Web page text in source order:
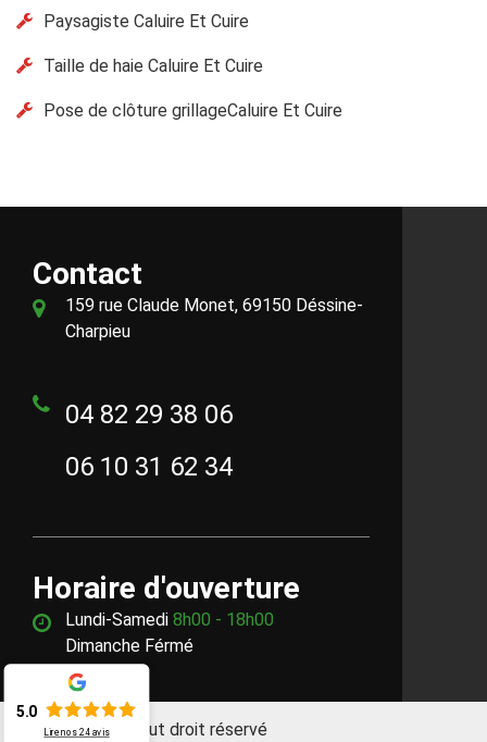
Paysagiste Caluire Et Cuire
Taille de haie Caluire Et Cuire
Pose de clôture grillageCaluire Et Cuire
Contact
159 rue Claude Monet, 69150 Déssine-
Charpieu
04 82 29 38 06
06 10 31 62 34
Horaire d'ouverture
Lundi-Samedi 8h00 - 18h00
Dimanche Férmé
©2018 - 2026 Tout droit réservé
5.0
Lire nos 24avis